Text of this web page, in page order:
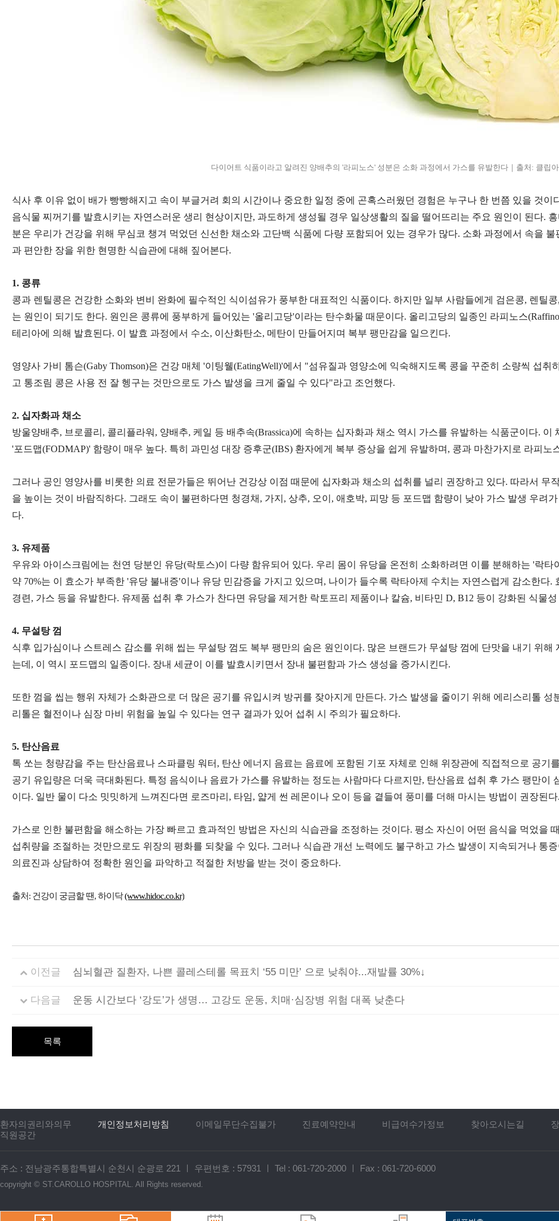
다이어트 식품이라고 알려진 양배추의 '라피노스' 성분은 소화 과정에서 가스를 유발한다｜출처: 클립
식사 후 이유 없이 배가 빵빵해지고 속이 부글거려 회의 시간이나 중요한 일정 중에 곤혹스러웠던 경험은 누구나 한 번쯤 있을 것이
음식물 찌꺼기를 발효시키는 자연스러운 생리 현상이지만, 과도하게 생성될 경우 일상생활의 질을 떨어뜨리는 주요 원인이 된다.
분은 우리가 건강을 위해 무심코 챙겨 먹었던 신선한 채소와 고단백 식품에 다량 포함되어 있는 경우가 많다. 소화 과정에서 속을
과 편안한 장을 위한 현명한 식습관에 대해 짚어본다.
1. 콩류
콩과 렌틸콩은 건강한 소화와 변비 완화에 필수적인 식이섬유가 풍부한 대표적인 식품이다. 하지만 일부 사람들에게 검은콩, 렌틸
는 원인이 되기도 한다. 원인은 콩류에 풍부하게 들어있는 '올리고당'이라는 탄수화물 때문이다. 올리고당의 일종인 라피노스
테리아에 의해 발효된다. 이 발효 과정에서 수소, 이산화탄소, 메탄이 만들어지며 복부 팽만감을 일으킨다.
영양사 가비 톰슨(Gaby Thomson)은 건강 매체 '이팅웰(EatingWell)'에서 "섬유질과 영양소에 익숙해지도록 콩을 꾸준히 소량씩 섭
고 통조림 콩은 사용 전 잘 헹구는 것만으로도 가스 발생을 크게 줄일 수 있다"라고 조언했다.
2. 십자화과 채소
방울양배추, 브로콜리, 콜리플라워, 양배추, 케일 등 배추속(Brassica)에 속하는 십자화과 채소 역시 가스를 유발하는 식품군이다.
'포드맵(FODMAP)' 함량이 매우 높다. 특히 과민성 대장 증후군(IBS) 환자에게 복부 증상을 쉽게 유발하며, 콩과 마찬가지로 라피노
그러나 공인 영양사를 비롯한 의료 전문가들은 뛰어난 건강상 이점 때문에 십자화과 채소의 섭취를 널리 권장하고 있다. 따라서 무
을 높이는 것이 바람직하다. 그래도 속이 불편하다면 청경채, 가지, 상추, 오이, 애호박, 피망 등 포드맵 함량이 낮아 가스 발생 우려
다.
3. 유제품
우유와 아이스크림에는 천연 당분인 유당(락토스)이 다량 함유되어 있다. 우리 몸이 유당을 온전히 소화하려면 이를 분해하는 '락
약 70%는 이 효소가 부족한 '유당 불내증'이나 유당 민감증을 가지고 있으며, 나이가 들수록 락타아제 수치는 자연스럽게 감소한다
경련, 가스 등을 유발한다. 유제품 섭취 후 가스가 찬다면 유당을 제거한 락토프리 제품이나 칼슘, 비타민 D, B12 등이 강화된 식물
4. 무설탕 껌
식후 입가심이나 스트레스 감소를 위해 씹는 무설탕 껌도 복부 팽만의 숨은 원인이다. 많은 브랜드가 무설탕 껌에 단맛을 내기 위
는데, 이 역시 포드맵의 일종이다. 장내 세균이 이를 발효시키면서 장내 불편함과 가스 생성을 증가시킨다.
또한 껌을 씹는 행위 자체가 소화관으로 더 많은 공기를 유입시켜 방귀를 잦아지게 만든다. 가스 발생을 줄이기 위해 에리스리톨
리톨은 혈전이나 심장 마비 위험을 높일 수 있다는 연구 결과가 있어 섭취 시 주의가 필요하다.
5. 탄산음료
톡 쏘는 청량감을 주는 탄산음료나 스파클링 워터, 탄산 에너지 음료는 음료에 포함된 기포 자체로 인해 위장관에 직접적으로 공기
공기 유입량은 더욱 극대화된다. 특정 음식이나 음료가 가스를 유발하는 정도는 사람마다 다르지만, 탄산음료 섭취 후 가스 팽만이
이다. 일반 물이 다소 밋밋하게 느껴진다면 로즈마리, 타임, 얇게 썬 레몬이나 오이 등을 곁들여 풍미를 더해 마시는 방법이 권장된다.
가스로 인한 불편함을 해소하는 가장 빠르고 효과적인 방법은 자신의 식습관을 조정하는 것이다. 평소 자신이 어떤 음식을 먹었을
섭취량을 조절하는 것만으로도 위장의 평화를 되찾을 수 있다. 그러나 식습관 개선 노력에도 불구하고 가스 발생이 지속되거나 통
의료진과 상담하여 정확한 원인을 파악하고 적절한 처방을 받는 것이 중요하다.
출처: 건강이 궁금할 땐, 하이닥(www.hidoc.co.kr)
이전글 심뇌혈관 질환자, 나쁜 콜레스테롤 목표치 ‘55 미만’ 으로 낮춰야...재발률 30%↓
다음글 운동 시간보다 ‘강도’가 생명… 고강도 운동, 치매·심장병 위험 대폭 낮춘다
목록
환자의권리와의무 개인정보처리방침 이메일무단수집불가 진료예약안내 비급여수가정보 찾아오시는길
직원공간
주소 : 전남광주통합특별시 순천시 순광로 221 ㅣ 우편번호 : 57931 ㅣ Tel : 061-720-2000 ㅣ Fax : 061-720-6000
copyright © ST.CAROLLO HOSPITAL. All Rights reserved.